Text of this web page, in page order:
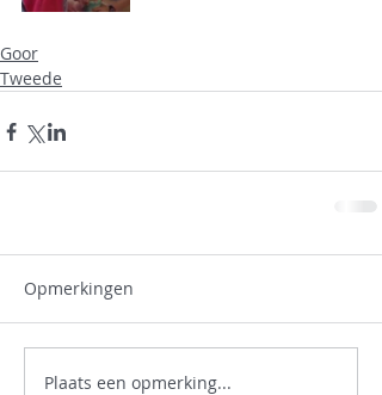
Goor
Tweede
Opmerkingen
Plaats een opmerking...